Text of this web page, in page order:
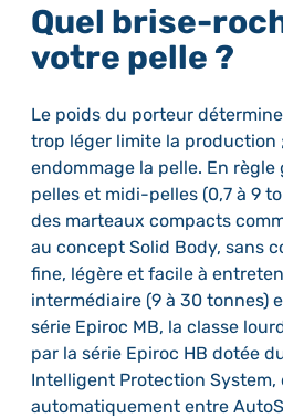
Quel brise-
votre pelle ?
Le poids du porteur
trop léger limite la production
endommage la pelle. En règle
pelles et midi-pelles (0,7 à 9
des marteaux compacts
au concept Solid Body, sans
fine, légère et facile à
intermédiaire (9 à 30 tonnes)
série Epiroc MB, la classe
par la série Epiroc HB dotée
Intelligent Protection System,
automatiquement entre